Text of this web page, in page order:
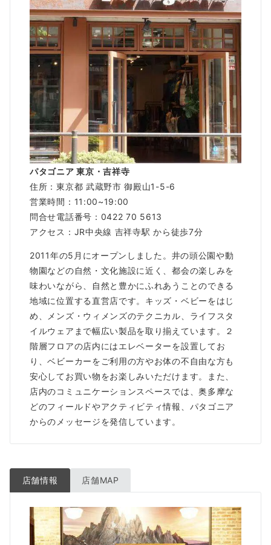
パタゴニア 東京・吉祥寺
住所：東京都 武蔵野市 御殿山1-5-6
営業時間：11:00~19:00
問合せ電話番号：0422 70 5613
アクセス：JR中央線 吉祥寺駅 から徒歩7分
2011年の5月にオープンしました。井の頭公園や動
物園などの自然・文化施設に近く、都会の楽しみを
味わいながら、自然と豊かにふれあうことのできる
地域に位置する直営店です。キッズ・ベビーをはじ
め、メンズ・ウィメンズのテクニカル、ライフスタ
イルウェアまで幅広い製品を取り揃えています。２
階層フロアの店内にはエレベーターを設置してお
り、ベビーカーをご利用の方やお体の不自由な方も
安心してお買い物をお楽しみいただけます。また、
店内のコミュニケーションスペースでは、奥多摩な
どのフィールドやアクティビティ情報、パタゴニア
からのメッセージを発信しています。
店舗情報 店舗MAP